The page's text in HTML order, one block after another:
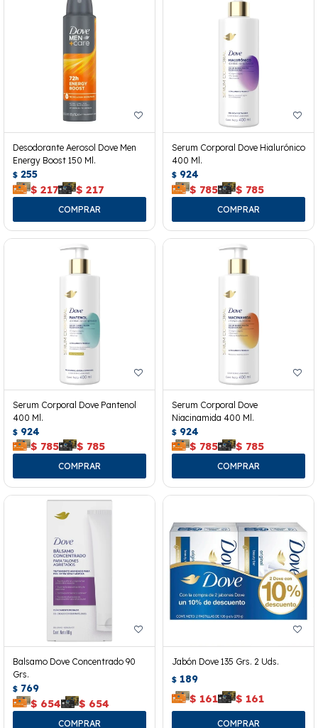
Desodorante Aerosol Dove Men
Energy Boost 150 Ml.
$ 255
$ 217 $ 217
Serum Corporal Dove Hialurónico
400 Ml.
$ 924
$ 785 $ 785
Serum Corporal Dove Pantenol
400 Ml.
$ 924
$ 785 $ 785
Serum Corporal Dove
Niacinamida 400 Ml.
$ 924
$ 785 $ 785
Balsamo Dove Concentrado 90
Grs.
$ 769
$ 654 $ 654
Jabón Dove 135 Grs. 2 Uds.
$ 189
$ 161 $ 161